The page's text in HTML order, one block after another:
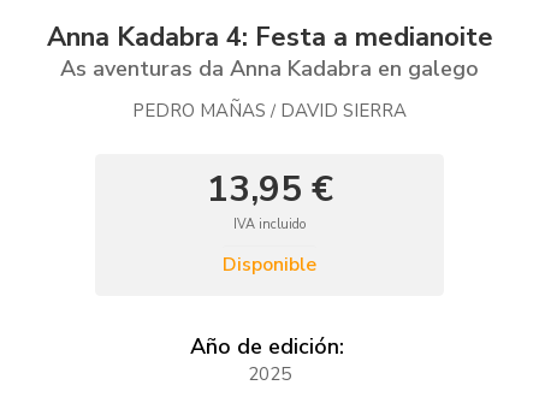
Anna Kadabra 4: Festa a medianoite
As aventuras da Anna Kadabra en galego
PEDRO MAÑAS / DAVID SIERRA
13,95 €
IVA incluido
Disponible
Año de edición:
2025